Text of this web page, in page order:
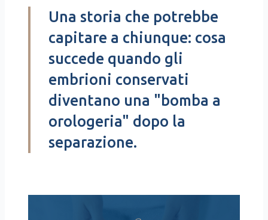
Una storia che potrebbe
capitare a chiunque: cosa
succede quando gli
embrioni conservati
diventano una "bomba a
orologeria" dopo la
separazione.